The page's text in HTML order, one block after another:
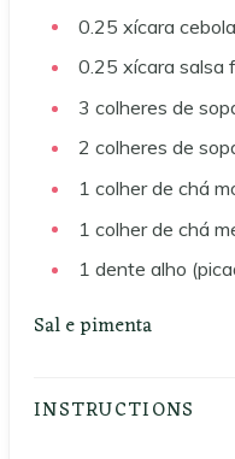
0.25 xícara
0.25 xícara salsa
3 colheres de
2 colheres de
1 colher de chá
1 colher de chá
1 dente alho
Sal e pimenta
INSTRUCTIONS